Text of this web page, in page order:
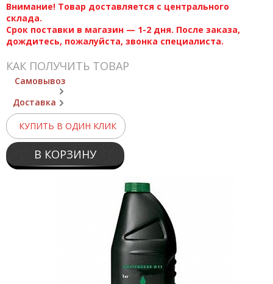
Внимание! Товар доставляется с центрального
склада.
Срок поставки в магазин — 1-2 дня. После заказа,
дождитесь, пожалуйста, звонка специалиста.
КАК ПОЛУЧИТЬ ТОВАР
Самовывоз
Доставка
КУПИТЬ В ОДИН КЛИК
В КОРЗИНУ